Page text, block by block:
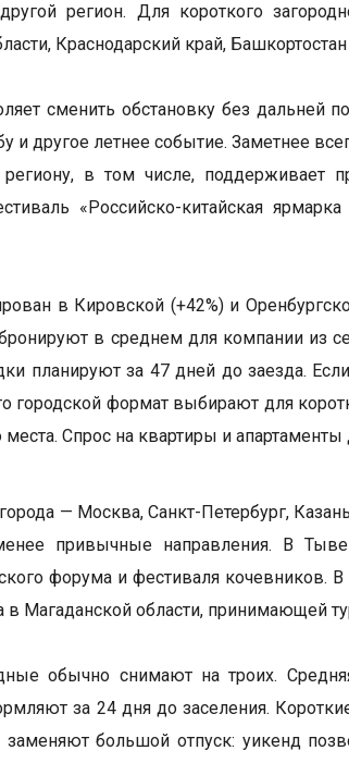
регион. Для короткого
Краснодарский край,
сменить обстановку без дальней
и другое летнее событие. Заметнее
в том числе, поддерживает
«Российско-китайская
в Кировской (+42%) и
в среднем для компании из
планируют за 47 дней до заезда.
городской формат выбирают для
Спрос на квартиры и
— Москва, Санкт-Петербург,
привычные направления. В
форума и фестиваля кочевников.
в Магаданской области, принимающей
обычно снимают на троих.
за 24 дня до заселения.
большой отпуск: уикенд